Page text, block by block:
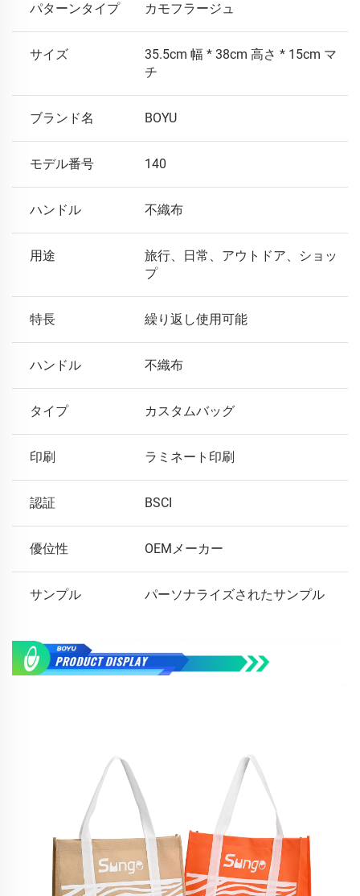
パターンタイプ カモフラージュ
サイズ
35.5cm 幅 * 38cm 高さ * 15cm マ
チ
ブランド名 BOYU
モデル番号 140
ハンドル 不織布
用途
旅行、日常、アウトドア、ショッ
プ
特長 繰り返し使用可能
ハンドル 不織布
タイプ カスタムバッグ
印刷 ラミネート印刷
認証 BSCI
優位性 OEMメーカー
サンプル パーソナライズされたサンプル